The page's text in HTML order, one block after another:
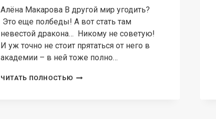
Алёна Макарова В другой мир угодить?
Это еще полбеды! А вот стать там
невестой дракона… Никому не советую!
И уж точно не стоит прятаться от него в
академии – в ней тоже полно…
ЧИТАТЬ ПОЛНОСТЬЮ ОТ